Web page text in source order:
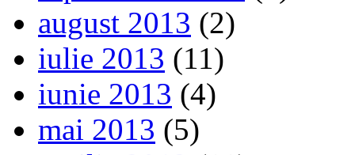
august 2013 (2)
iulie 2013 (11)
iunie 2013 (4)
mai 2013 (5)